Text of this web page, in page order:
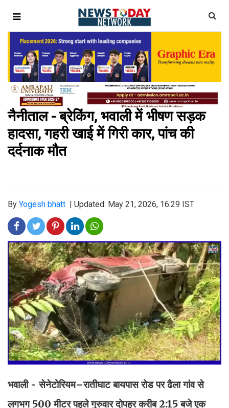
नैनीताल - ब्रेकिंग, भवाली में भीषण सड़क
हादसा, गहरी खाई में गिरी कार, पांच की
दर्दनाक मौत
By Yogesh bhatt Updated: May 21, 2026, 16:29 IST
भवाली - सेनेटोरियम–रातीघाट बायपास रोड पर ढैला गांव से
लगभग 500 मीटर पहले गुरुवार दोपहर करीब 2:15 बजे एक